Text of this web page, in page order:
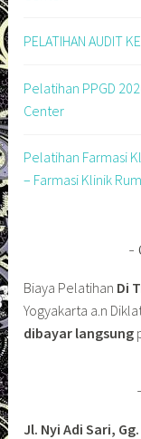
PELATIHAN AUDIT
Pelatihan PPGD
Center
Pelatihan Farmasi
– Farmasi Klinik
Biaya Pelatihan Di
Yogyakarta a.n
dibayar langsung
Jl. Nyi Adi Sari,